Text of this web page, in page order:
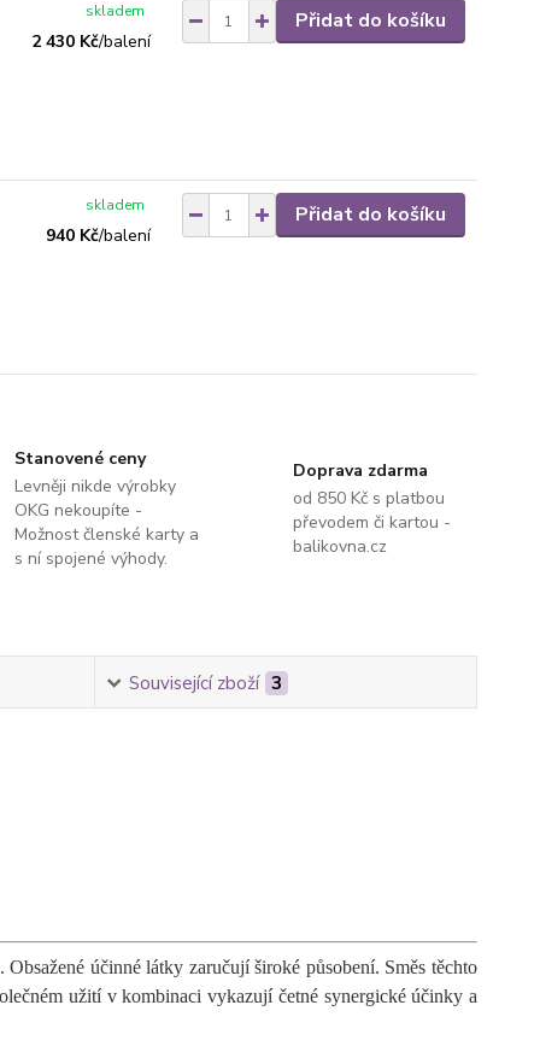
2 430 Kč/balení
skladem Přidat do košíku
940 Kč/balení
skladem Přidat do košíku
Stanovené ceny
Levněji nikde výrobky
OKG nekoupíte -
Možnost členské karty a
s ní spojené výhody.
Doprava zdarma
od 850 Kč s platbou
převodem či kartou -
balikovna.cz
Související zboží 3
. Obsažené účinné látky zaručují široké působení. Směs těchto
užití v kombinaci vykazují četné synergické účinky a